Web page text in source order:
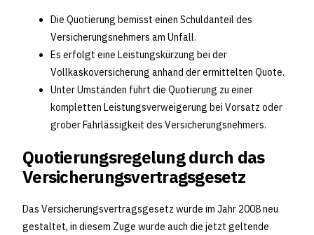
Die Quotierung bemisst einen Schuldanteil des
Versicherungsnehmers am Unfall.
Es erfolgt eine Leistungskürzung bei der
Vollkaskoversicherung anhand der ermittelten Quote.
Unter Umständen führt die Quotierung zu einer
kompletten Leistungsverweigerung bei Vorsatz oder
grober Fahrlässigkeit des Versicherungsnehmers.
Quotierungsregelung durch das
Versicherungsvertragsgesetz
Das Versicherungsvertragsgesetz wurde im Jahr 2008 neu
gestaltet, in diesem Zuge wurde auch die jetzt geltende